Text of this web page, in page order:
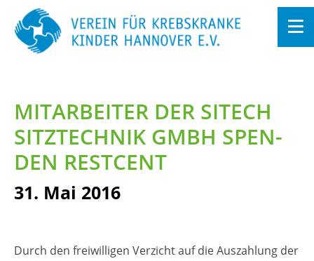
sprin­
gen
MIT­AR­BEI­TER DER SITECH
SITZ­TECH­NIK GMBH SPEN­
DEN REST­CENT
31. Mai 2016
Durch den frei­wil­li­gen Ver­zicht auf die Aus­zah­lung der